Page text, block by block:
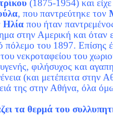
(1875-1954) και
, που παντρεύτηκε τον
Ηλία που ήταν
στην Αμερική και
πόλεμο του 1897. Επίσης
νεκροταφείου του
φιλήσυχος και
(και μετέπειτα
της στην Αθήνα, όλα
τα θερμά του